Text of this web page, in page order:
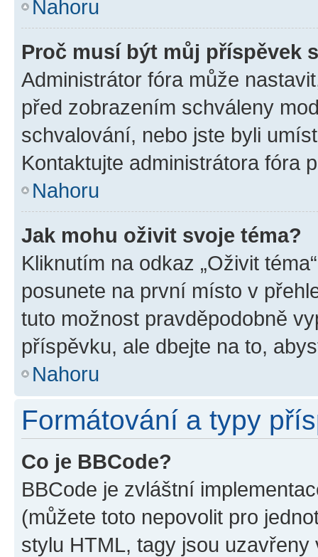
Nahoru
Proč musí být můj příspěvek
Administrátor fóra může
před zobrazením schváleny
schvalování, nebo jste byli
Kontaktujte administrátora fóra
Nahoru
Jak mohu oživit svoje téma?
Kliknutím na odkaz „Oživit
posunete na první místo v
tuto možnost pravděpodobně
příspěvku, ale dbejte na to,
Nahoru
Formátování a typy
Co je BBCode?
BBCode je zvláštní
(můžete toto nepovolit pro
stylu HTML, tagy jsou